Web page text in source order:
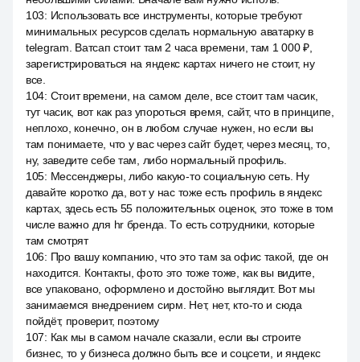
103: Использовать все инструменты, которые требуют
минимальных ресурсов сделать нормальную аватарку в
telegram. Ватсап стоит там 2 часа времени, там 1 000 ₽,
зарегистрироваться на яндекс картах ничего не стоит, ну
все.
104: Стоит времени, на самом деле, все стоит там часик,
тут часик, вот как раз упороться время, сайт, что в принципе,
неплохо, конечно, он в любом случае нужен, но если вы
там понимаете, что у вас через сайт будет, через месяц, то,
ну, заведите себе там, либо нормальный профиль.
105: Мессенджеры, либо какую-то социальную сеть. Ну
давайте коротко да, вот у нас тоже есть профиль в яндекс
картах, здесь есть 55 положительных оценок, это тоже в том
числе важно для hr бренда. То есть сотрудники, которые
там смотрят
106: Про вашу компанию, что это там за офис такой, где он
находится. Контакты, фото это тоже тоже, как вы видите,
все упаковано, оформлено и достойно выглядит. Вот мы
занимаемся внедрением сирм. Нет, нет, кто-то и сюда
пойдёт, проверит, поэтому
107: Как мы в самом начале сказали, если вы строите
бизнес, то у бизнеса должно быть все и соцсети, и яндекс